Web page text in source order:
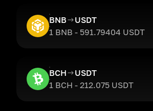
BNB
USDT
1 BNB - 591.79404 USDT
BCH
USDT
1 BCH - 212.075 USDT